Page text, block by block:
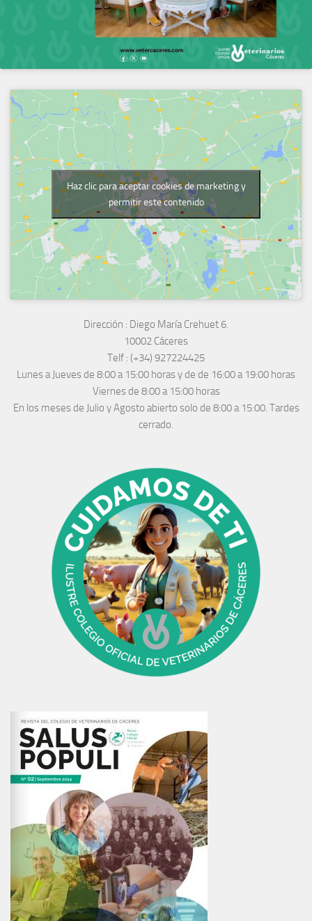
Haz clic para aceptar cookies de marketing y
permitir este contenido
Dirección : Diego María Crehuet 6.
10002 Cáceres
Telf : (+34) 927224425
Lunes a Jueves de 8:00 a 15:00 horas y de de 16:00 a 19:00 horas
Viernes de 8:00 a 15:00 horas
En los meses de Julio y Agosto abierto solo de 8:00 a 15:00. Tardes
cerrado.